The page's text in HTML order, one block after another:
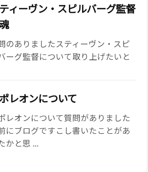
ィーヴン・スピルバーグ監督
のありましたスティーヴン・スピ
ーグ監督について取り上げたいと
レオンについて
レオンについて質問がありました
にブログですこし書いたことがあ
かと思 ...